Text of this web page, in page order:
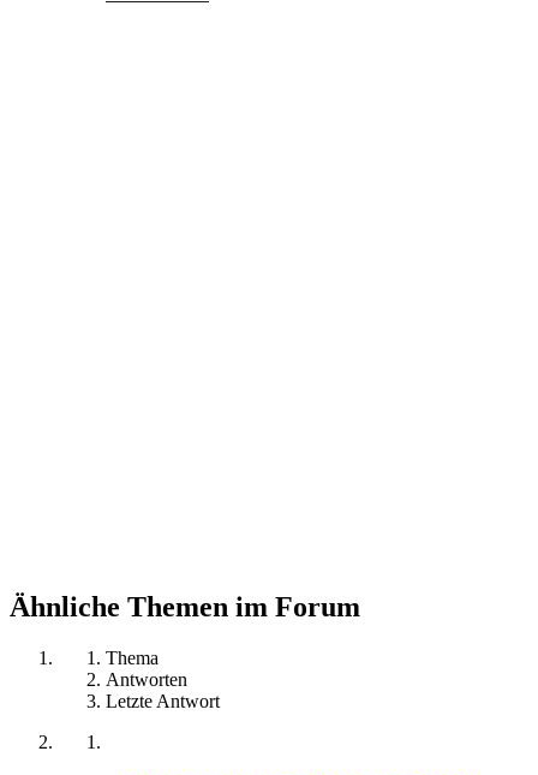
Ähnliche Themen im Forum
Thema
Antworten
Letzte Antwort